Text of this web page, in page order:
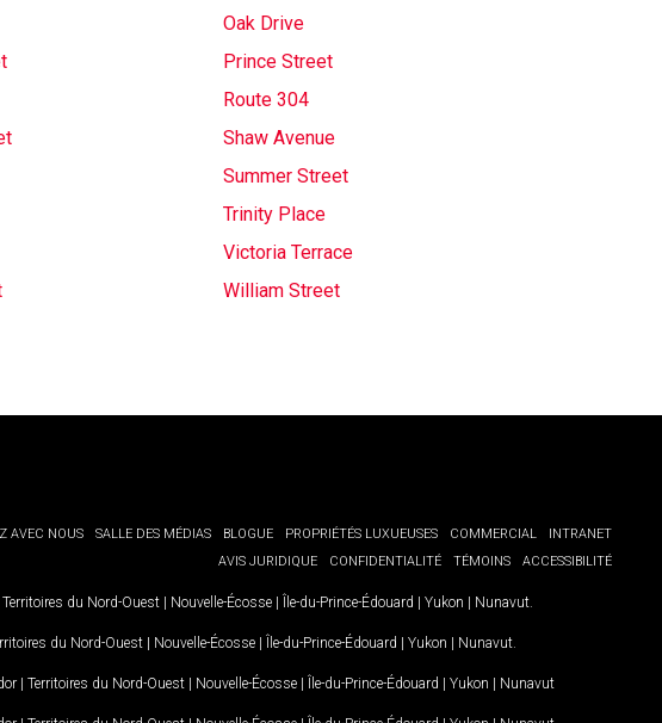
Oak Drive
Prince Street
Route 304
Shaw Avenue
Summer Street
Trinity Place
Victoria Terrace
William Street
AVEC NOUS SALLE DES MÉDIAS BLOGUE PROPRIÉTÉS LUXUEUSES COMMERCIAL
INTRANET
AVIS JURIDIQUE
CONFIDENTIALITÉ TÉMOINS ACCESSIBILITÉ
Territoires du Nord-Ouest | Nouvelle-Écosse | Île-du-Prince-Édouard | Yukon | Nunavut
du Nord-Ouest | Nouvelle-Écosse | Île-du-Prince-Édouard | Yukon | Nunavut
| Territoires du Nord-Ouest | Nouvelle-Écosse | Île-du-Prince-Édouard | Yukon | Nunavut